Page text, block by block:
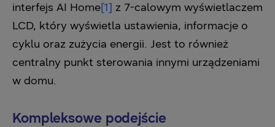
interfejs AI Home[1] z 7-calowym wyświetlaczem
LCD, który wyświetla ustawienia, informacje o
cyklu oraz zużycia energii. Jest to również
centralny punkt sterowania innymi urządzeniami
w domu.
Kompleksowe podejście